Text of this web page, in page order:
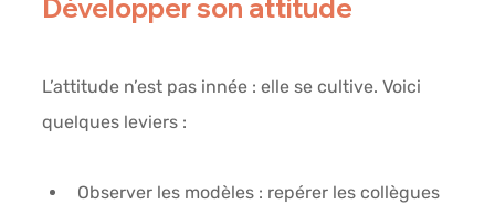
Développer son attitude
L’attitude n’est pas innée : elle se cultive. Voici
quelques leviers :
Observer les modèles : repérer les collègues